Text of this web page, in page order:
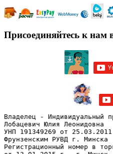
Присоединяйтесь к нам
Владелец - Индивидуальный
Лобацевич Юлия Леонидовна
УНП 191349269 от
Фрунзенским РУВД г. Минска
Регистрационный номер в